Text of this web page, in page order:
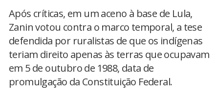
Após críticas, em um aceno à base de Lula,
Zanin votou contra o marco temporal, a tese
defendida por ruralistas de que os indígenas
teriam direito apenas às terras que ocupavam
em 5 de outubro de 1988, data de
promulgação da Constituição Federal.